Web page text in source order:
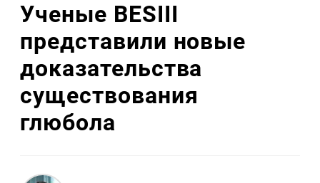
Ученые BESIII
представили новые
доказательства
существования
глюбола